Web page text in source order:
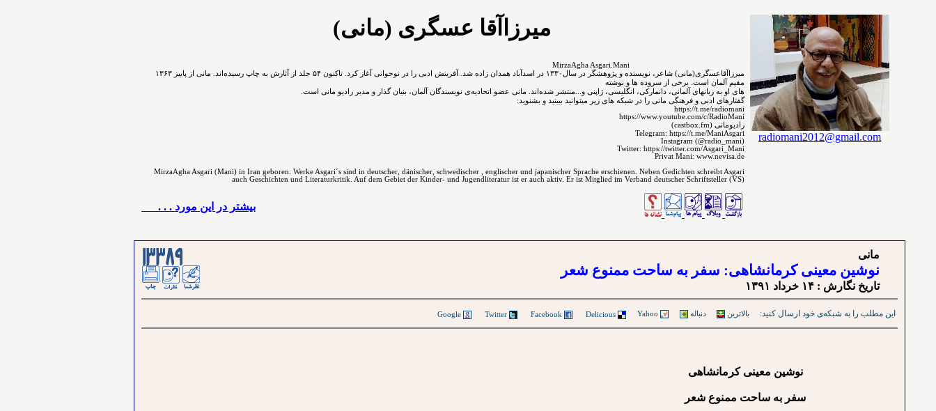
radiomani2012@gmail.com
میرزاآقا عسگری (مانی)
ﻣﻴﺮﺯﺍﺁﻗﺎﻋﺴگرﻯ(ﻣﺎﻧﻰ) شاعر، نویسنده و پژوهشگر ﺩﺭ ﺳﺎﻝ۱۳۳۰ در اسدآباد همدان ﺯﺍﺩﻩ ﺷﺪ. ﺁﻓﺮﻳﻨﺶ ﺍﺩﺑﻰ ﺭﺍ ﺩﺭ ﻧﻮﺟﻮﺍﻧﻰ ﺁﻏﺎﺯ ﻛﺮﺩ. ﺗﺎﻛﻨﻮﻥ ۵۴ ﺟﻠﺪ ﺍﺯ ﺁﺛﺎﺭﺵ ﺑﻪ ﭼﺎﭖ ﺭﺳﻴﺪه‌اﻧﺪ. مانی از ﭘﺎﻳﻴﺰ ۱۳۶۳
مقیم ﺁﻟﻤﺎﻥ است. برخی از سروده ⁯⁯⁯⁯ها و نوشته
های ﺍﻭ ﺑﻪ ﺯﺑﺎﻧ‌‌ﻬﺎﻯ آلمانی، دانمارکی، انگلیسی، ژاپنی و...ﻣﻨﺘﺸﺮ ﺷﺪﻩ⁯اند. مانی عضو اتحادیه‌ی نویسندگان آلمان، بنیان گذار و مدیر رادیو مانی است.
گفتارهای ادبی و فرهنگی مانی را در شبکه های زیر میتوانید ببینید و بشنوید:
https://t.me/radiomani
https://www.youtube.com/c/RadioMani
رادیومانی (castbox.fm)
Telegram: https://t.me/ManiAsgari
Instagram (@radio_mani)
Twitter: https://twitter.com/Asgari_Mani
Privat Mani: www.nevisa.de
MirzaAgha Asgari (Mani) in Iran geboren. Werke Asgari´s sind in deutscher, dänischer, schwedischer , englischer und japanischer Sprache erschienen. Neben Gedichten schreibt Asgari
auch Geschichten und Literaturkritik. Auf dem Gebiet der Kinder- und Jugendliteratur ist er auch aktiv. Er ist Mitglied im Verband deutscher Schriftsteller (VS)
بيشتر در این مورد . . .
مانی
نوشین معینی کرمانشاهی: سفر به ساحت ممنوع شعر
تاريخ نگارش : ۱۴ خرداد ۱٣۹۱
این مطلب را به شبکه‌ی خود ارسال کنید: بالاترین دنباله Delicious
Twitter
Google
نوشین معینی کرمانشاهی
سفر به ساحت ممنوع شعر